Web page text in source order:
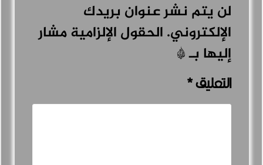
لن يتم نشر عنوان بريدك
الإلكتروني. الحقول الإلزامية مشار
إليها بـ*
التعليق*